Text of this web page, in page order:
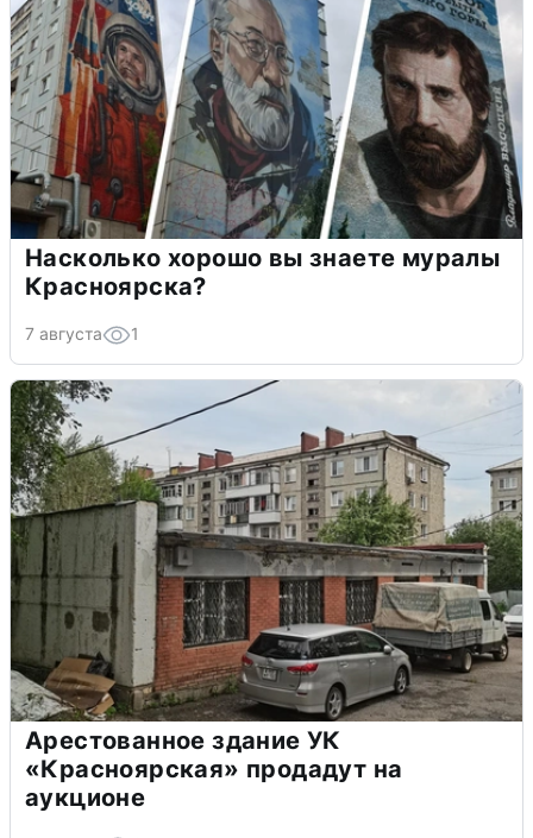
Насколько хорошо вы знаете муралы
Красноярска?
7 августа 1
Арестованное здание УК
«Красноярская» продадут на
аукционе